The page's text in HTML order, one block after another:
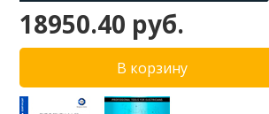
18950.40 руб.